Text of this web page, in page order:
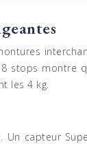
stops
les 4 kg.
capteur